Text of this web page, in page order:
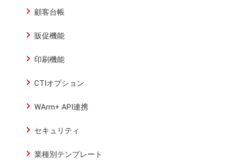
顧客台帳
販促機能
印刷機能
CTIオプション
WArm+ API連携
セキュリティ
業種別テンプレート